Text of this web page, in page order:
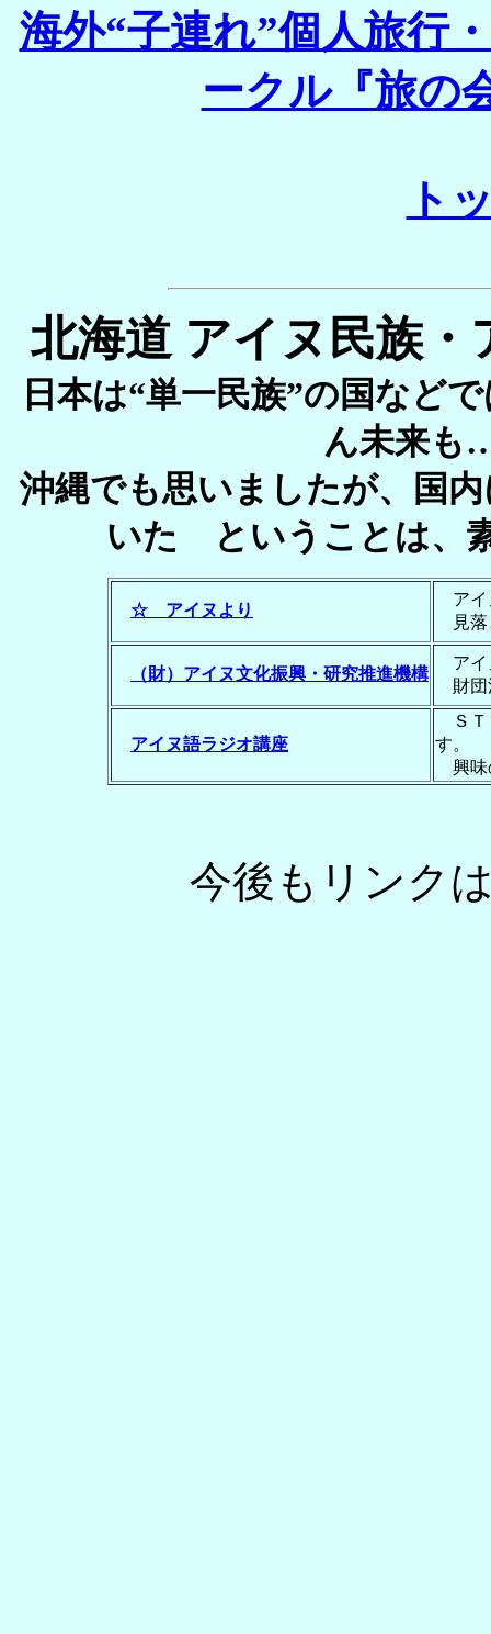
海外“子連れ”個人旅行
ークル『旅の
ト
北海道 アイヌ民族
日本は“単一民族”の国な
ん未来
沖縄でも思いましたが、国
いた ということは、
☆ アイヌより
アイ
見落
（財）アイヌ文化振興・研究推進機構
アイ
財団
アイヌ語ラジオ講座
ＳＴ
す。
興味
今後もリンク